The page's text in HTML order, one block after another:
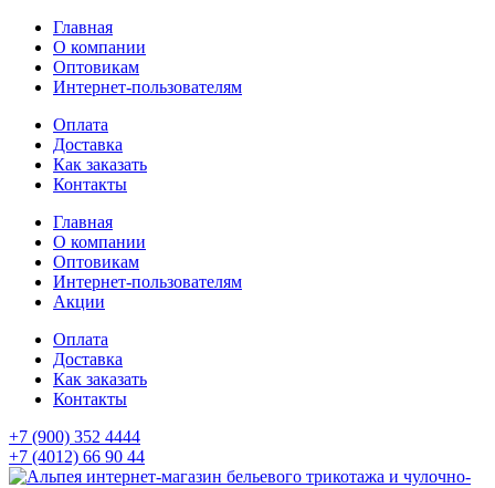
Главная
О компании
Оптовикам
Интернет-пользователям
Оплата
Доставка
Как заказать
Контакты
Главная
О компании
Оптовикам
Интернет-пользователям
Акции
Оплата
Доставка
Как заказать
Контакты
+7 (900) 352 4444
+7 (4012) 66 90 44